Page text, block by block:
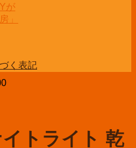
く表記
トライト 乾